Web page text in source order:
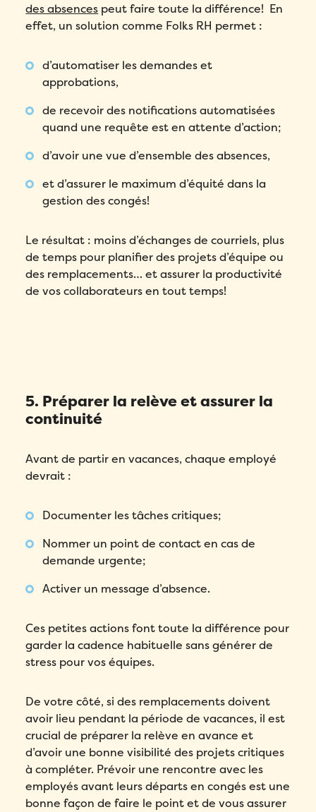
des absences peut faire toute la différence! En
effet, un solution comme Folks RH permet :
d’automatiser les demandes et
approbations,
de recevoir des notifications automatisées
quand une requête est en attente d’action;
d’avoir une vue d’ensemble des absences,
et d’assurer le maximum d’équité dans la
gestion des congés!
Le résultat : moins d’échanges de courriels, plus
de temps pour planifier des projets d’équipe ou
des remplacements… et assurer la productivité
de vos collaborateurs en tout temps!
5. Préparer la relève et assurer la
continuité
Avant de partir en vacances, chaque employé
devrait :
Documenter les tâches critiques;
Nommer un point de contact en cas de
demande urgente;
Activer un message d’absence.
Ces petites actions font toute la différence pour
garder la cadence habituelle sans générer de
stress pour vos équipes.
De votre côté, si des remplacements doivent
avoir lieu pendant la période de vacances, il est
crucial de préparer la relève en avance et
d’avoir une bonne visibilité des projets critiques
à compléter. Prévoir une rencontre avec les
employés avant leurs départs en congés est une
bonne façon de faire le point et de vous assurer
Pays *
Nombre d'employés *
égal à0
Dans quelle langue voulez-vous la démonstration?
Message *
Comment avez-vous entendu parler de Folks?
confidentialitéde Folks.
Téléphone
Quel produit Folks vous intéresse le plus?
Nombre d'employés *
Veuillez saisir un nombre supérieur ou
confidentialitéde Folks.
Prénom *
Pays *
Nombre d'employés
Veuillez saisir un nombre supérieur ou
égal à
Envoyer